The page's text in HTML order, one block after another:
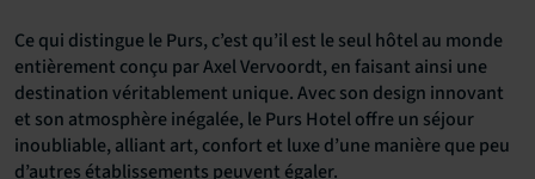
Ce qui distingue le Purs, c’est qu’il est le seul hôtel au monde
entièrement conçu par Axel Vervoordt, en faisant ainsi une
destination véritablement unique. Avec son design innovant
et son atmosphère inégalée, le Purs Hotel offre un séjour
inoubliable, alliant art, confort et luxe d’une manière que peu
d’autres établissements peuvent égaler.